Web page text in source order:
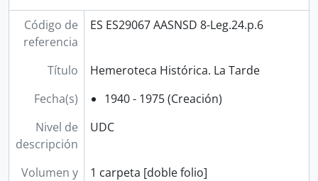
Código de
referencia
ES ES29067 AASNSD 8-Leg.24.p.6
Título
Hemeroteca Histórica. La Tarde
Fecha(s)
1940 - 1975 (Creación)
Nivel de
descripción
UDC
Volumen y
1 carpeta [doble folio]